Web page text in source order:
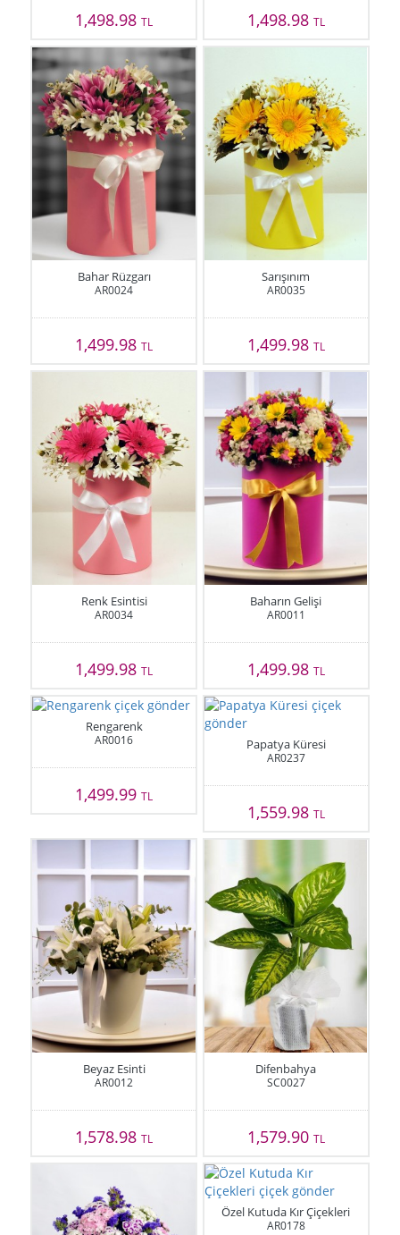
1,498.98TL 1,498.98 TL
Bahar Rüzgarı
AR0024
1,499.98TL
Sarışınım
AR0035
1,499.98 TL
Renk Esintisi
AR0034
1,499.98TL
Baharın Gelişi
AR0011
1,499.98 TL
Rengarenk
AR0016
1,499.99TL
Papatya Küresi
AR0237
1,559.98 TL
Beyaz Esinti
AR0012
1,578.98TL
Difenbahya
SC0027
1,579.90 TL
Özel Kutuda Kır Çiçekleri
AR0178